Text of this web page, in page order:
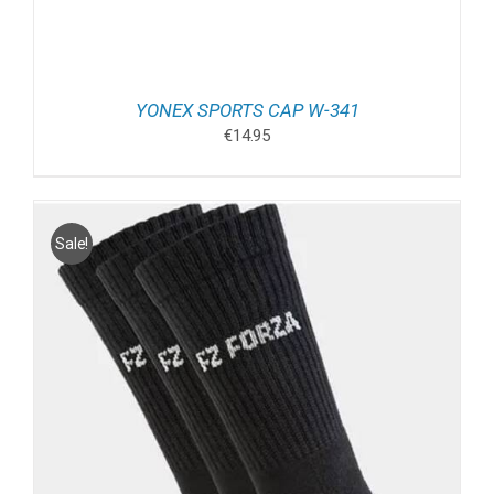
YONEX SPORTS CAP W-341
€14.95
Sale!